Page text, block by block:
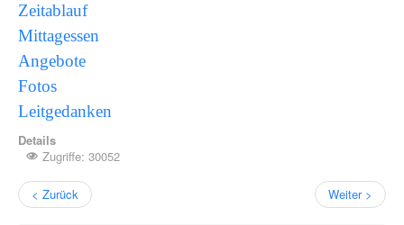
Zeitablauf
Mittagessen
Angebote
Fotos
Leitgedanken
Details
Zugriffe: 30052
< Zurück Weiter >